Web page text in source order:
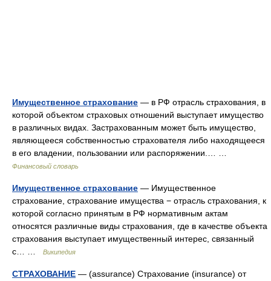
Имущественное страхование — в РФ отрасль страхования, в
которой объектом страховых отношений выступает имущество
в различных видах. Застрахованным может быть имущество,
являющееся собственностью страхователя либо находящееся
в его владении, пользовании или распоряжении.… …
Финансовый словарь
Имущественное страхование — Имущественное
страхование, страхование имущества − отрасль страхования, к
которой согласно принятым в РФ нормативным актам
относятся различные виды страхования, где в качестве объекта
страхования выступает имущественный интерес, связанный
с… …
Википедия
СТРАХОВАНИЕ — (assurance) Страхование (insurance) от